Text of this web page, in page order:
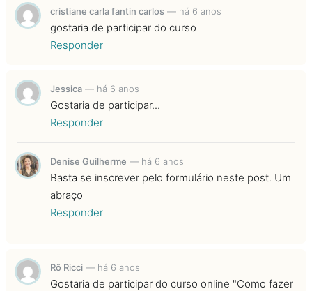
cristiane carla fantin carlos — há 6 anos
gostaria de participar do curso
Responder
Jessica — há 6 anos
Gostaria de participar...
Responder
Denise Guilherme — há 6 anos
Basta se inscrever pelo formulário neste post. Um
abraço
Responder
Rô Ricci — há 6 anos
Gostaria de participar do curso online "Como fazer